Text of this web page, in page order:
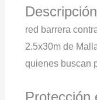
Descripción
red barrera
2.5x30m de
quienes buscan
Protección